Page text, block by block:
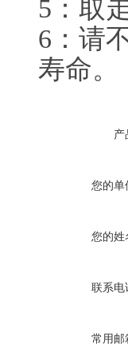
5：取
6：请
寿命。
产
您的单
您的姓
联系电
常用邮